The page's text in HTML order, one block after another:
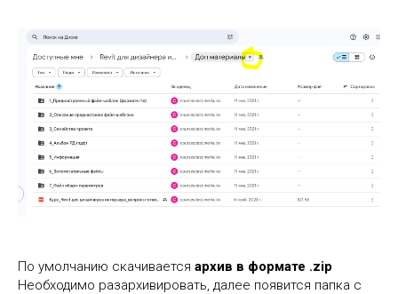
По умолчанию скачивается архив в формате .zip
Необходимо разархивировать, далее появится папка с